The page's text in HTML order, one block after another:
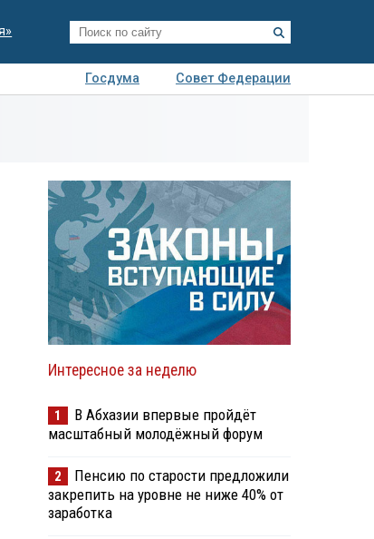
Госдума
Совет Федерации
Интересное за неделю
1
В Абхазии впервые пройдёт
масштабный молодёжный форум
2
Пенсию по старости предложили
закрепить на уровне не ниже 40% от
заработка